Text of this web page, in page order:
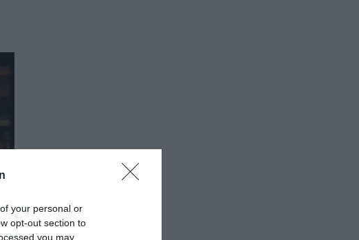
your personal or
opt-out section to
you may